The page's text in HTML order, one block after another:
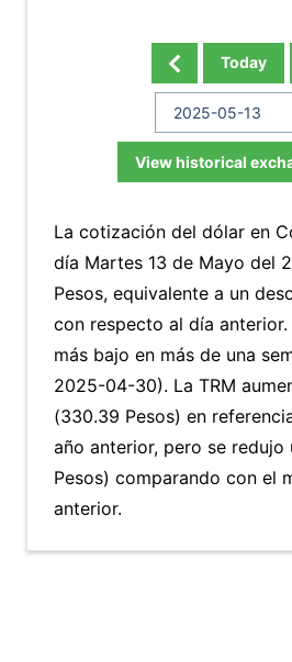
Today
View historical
La cotización del dólar en
día Martes 13 de Mayo del
Pesos, equivalente a un
con respecto al día
más bajo en más de una
2025-04-30). La TRM
(330.39 Pesos) en
año anterior, pero se redujo
Pesos) comparando con el
anterior.